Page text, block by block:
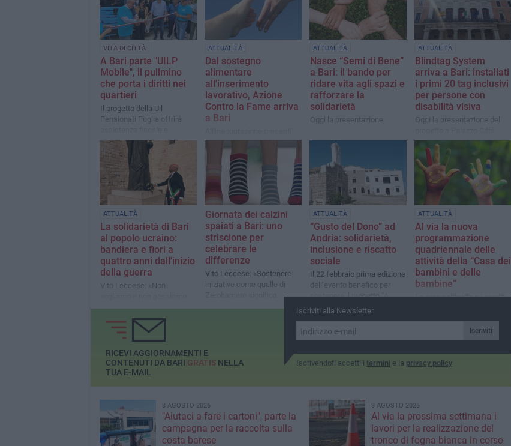
VITA DI CITTÀ
A Bari parte "UILP
Mobile", il pullmino
che porta i diritti nei
quartieri
Il progetto della Uil
Pensionati Puglia offrirà
previdenziale, orientamento
ai servizi e supporto digitale
ad anziani e persone con
disabilità
ATTUALITÀ
Dal sostegno
alimentare
all'inserimento
lavorativo, Azione
Contro la Fame arriva
a Bari
l'assessore Michelangelo
Cavone e la vicepresidente
del Consiglio regionale
Elisabetta Vaccarella
ATTUALITÀ
Nasce “Semi di Bene”
a Bari: il bando per
ridare vita agli spazi e
rafforzare la
solidarietà
Oggi la presentazione
ATTUALITÀ
Blindtag System
arriva a Bari: installati
i primi 20 tag inclusivi
per persone con
disabilità visiva
Oggi la presentazione del
ATTUALITÀ
La solidarietà di Bari
al popolo ucraino:
bandiera e fiori a
quattro anni dall'inizio
della guerra
Vito Leccese: «Non
rassegnarci agli orrori della
Giornata dei calzini
spaiati a Bari: uno
striscione per
celebrare le
differenze
Vito Leccese: «Sostenere
iniziative come quelle di
ATTUALITÀ
“Gusto del Dono” ad
Andria: solidarietà,
inclusione e riscatto
sociale
Il 22 febbraio prima edizione
dell’evento benefico per
sostenere il progetto “A
Mano Libera – Senza
ATTUALITÀ
Al via la nuova
programmazione
quadriennale delle
attività della “Casa dei
bambini e delle
bambine”
Le aree coinvolte e i servizi
Iscriviti alla Newsletter
Iscriviti
Iscrivendoti accetti i termini e la privacy policy
RICEVI AGGIORNAMENTI E
CONTENUTI DA BARI GRATISNELLA
TUA E-MAIL
8 AGOSTO 2026
"Aiutaci a fare i cartoni", parte la
campagna per la raccolta sulla
costa barese
8 AGOSTO 2026
Al via la prossima settimana i
lavori per la realizzazione del
tronco di fogna bianca in corso